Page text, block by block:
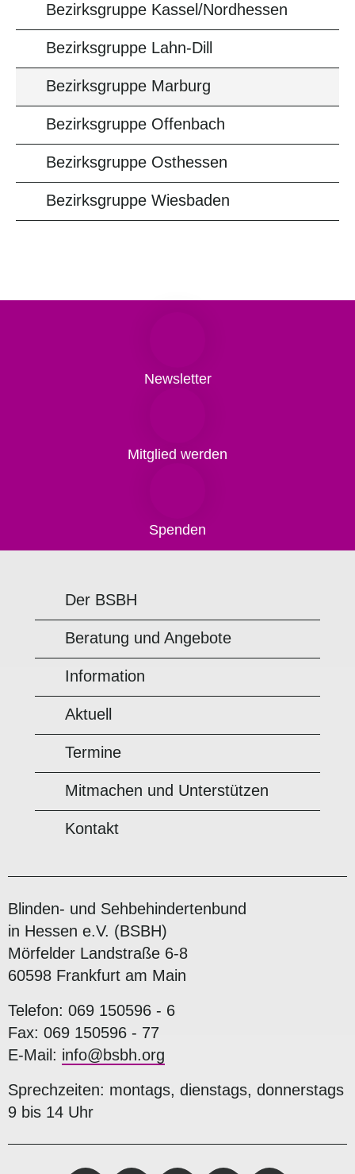
Bezirksgruppe Kassel/Nordhessen
Bezirksgruppe Lahn-Dill
Bezirksgruppe Marburg
Bezirksgruppe Offenbach
Bezirksgruppe Osthessen
Bezirksgruppe Wiesbaden
Newsletter
Mitglied werden
Spenden
Der BSBH
Beratung und Angebote
Information
Aktuell
Termine
Mitmachen und Unterstützen
Kontakt
Blinden- und Sehbehindertenbund
in Hessen e.V. (BSBH)
Mörfelder Landstraße 6-8
60598 Frankfurt am Main
Telefon: 069 150596 - 6
Fax: 069 150596 - 77
E-Mail: info@bsbh.org
Sprechzeiten: montags, dienstags, donnerstags
9 bis 14 Uhr